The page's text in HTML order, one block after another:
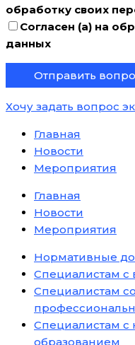
обработку своих
Согласен (а) на
данных
Хочу задать вопрос
Главная
Новости
Мероприятия
Главная
Новости
Мероприятия
Нормативные
Специалистам
Специалистам
Специалистам
образованием